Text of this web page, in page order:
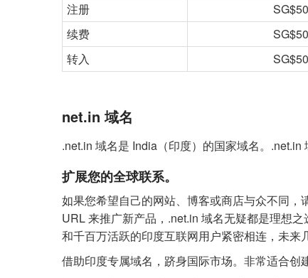
注册
续费
转入
net.in 域名
.net.in 域名是 India（印度）的国家域名。
扩展您的全球联系。
如果您希望自己的网站、博客或商店与众不同
URL 来推广新产品，.net.in 域名无疑都是理想之
和千百万活跃的印度互联网用户紧密相连，未来
借助印度专属域名，跻身国际市场。非常适合创